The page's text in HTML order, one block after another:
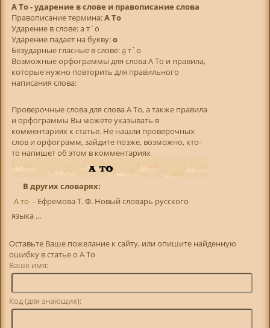
А То - ударение в слове и правописание слова
Правописание термина:А То
Ударение в слове: а т`о
Ударение падает на букву:о
Безударные гласные в слове:ат`о
Возможные орфограммы для слова А То и правила,
которые нужно повторить для правильного
написания слова:
Проверочные слова для слова А То, а также правила
и орфограммы Вы можете указывать в
комментариях к статье. Не нашли проверочных
слов и орфограмм, зайдите позже, возможно, кто-
то напишет об этом в комментариях
В других словарях:
А то - Ефремова Т. Ф. Новый словарь русского
языка ...
Оставьте Ваше пожелание к сайту, или опишите найденную
ошибку в статье о А То
Ваше имя:
Код (для знающих):